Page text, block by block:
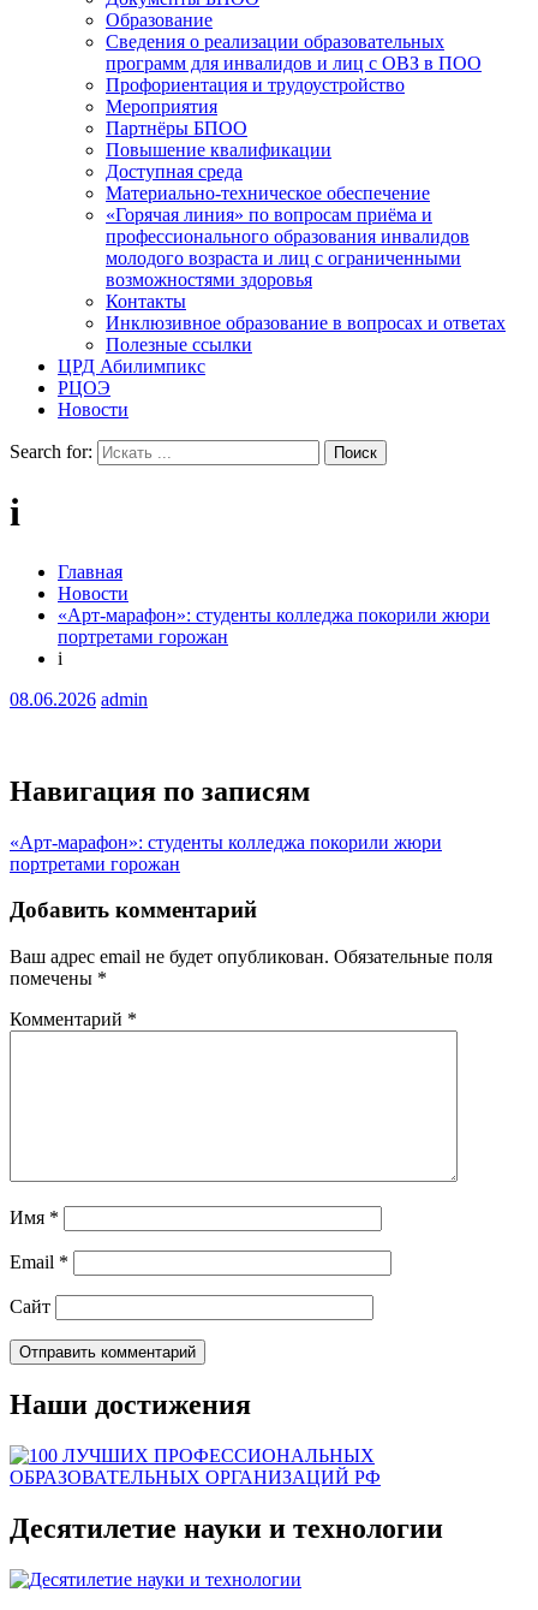
Образование
Сведения о реализации образовательных
программ для инвалидов и лиц с ОВЗ в ПОО
Профориентация и трудоустройство
Мероприятия
Партнёры БПОО
Повышение квалификации
Доступная среда
Материально-техническое обеспечение
«Горячая линия» по вопросам приёма и
профессионального образования инвалидов
молодого возраста и лиц с ограниченными
возможностями здоровья
Контакты
Инклюзивное образование в вопросах и ответах
Полезные ссылки
ЦРД Абилимпикс
РЦОЭ
Новости
Search for:
i
Главная
Новости
«Арт-марафон»: студенты колледжа покорили жюри
портретами горожан
i
08.06.2026 admin
Навигация по записям
«Арт-марафон»: студенты колледжа покорили жюри
портретами горожан
Добавить комментарий
Ваш адрес email не будет опубликован. Обязательные поля
помечены *
Комментарий *
Имя *
Email *
Сайт
Наши достижения
Десятилетие науки и технологии